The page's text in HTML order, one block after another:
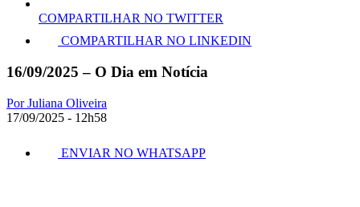
COMPARTILHAR NO TWITTER
COMPARTILHAR NO LINKEDIN
16/09/2025 – O Dia em Notícia
Por Juliana Oliveira
17/09/2025 - 12h58
ENVIAR NO WHATSAPP